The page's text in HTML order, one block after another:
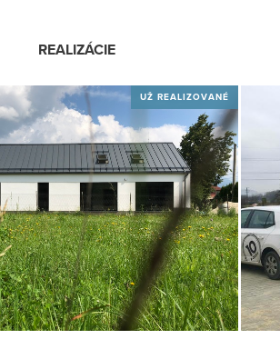
REALIZÁCIE
UŽ REALIZOVANÉ